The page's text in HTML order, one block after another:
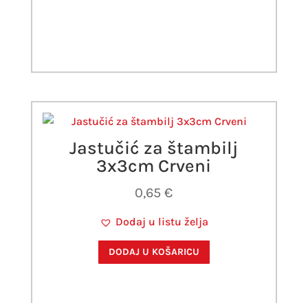
Jastučić za štambilj
3x3cm Crveni
0,65€
Dodaj u listu želja
DODAJ U KOŠARICU